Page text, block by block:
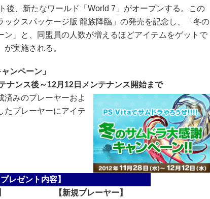
後、新たなワールド「World 7」がオープンする。この
ックスパッケージ版 龍族降臨」の発売を記念し、「冬の
ン」と、同盟員の人数が増えるほどアイテムをゲットで
実施される。
ンペーン」
ナンス後～12月12日メンテナンス開始まで
みのプレーヤーおよ
たプレーヤーにアイテ
プレゼント内容】
【新規プレーヤー】